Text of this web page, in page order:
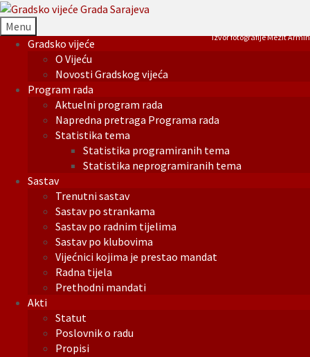
Menu
Gradsko vijeće
O Vijeću
Novosti Gradskog vijeća
Program rada
Aktuelni program rada
Napredna pretraga Programa rada
Statistika tema
Statistika programiranih tema
Statistika neprogramiranih tema
Sastav
Trenutni sastav
Sastav po strankama
Sastav po radnim tijelima
Sastav po klubovima
Vijećnici kojima je prestao mandat
Radna tijela
Prethodni mandati
Akti
Statut
Poslovnik o radu
Propisi
Izvor fotografije Mezit Armin